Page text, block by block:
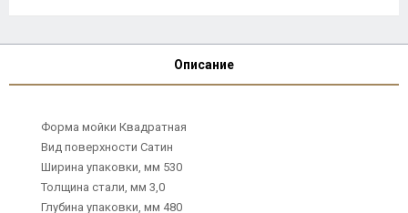
Описание
Форма мойки Квадратная
Вид поверхности Сатин
Ширина упаковки, мм 530
Толщина стали, мм 3,0
Глубина упаковки, мм 480